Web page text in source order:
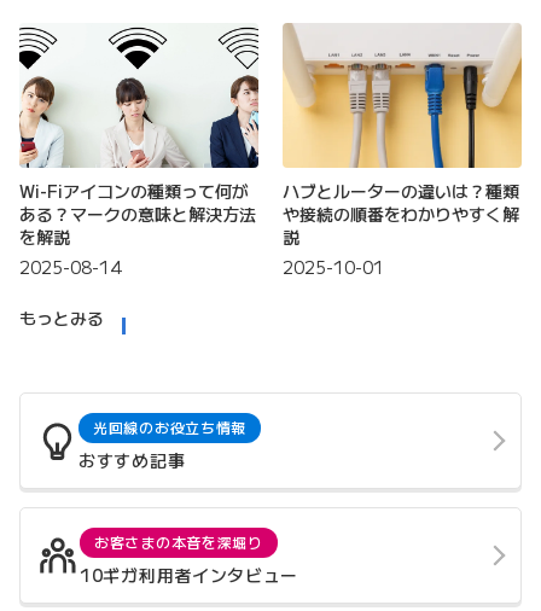
Wi-Fiアイコンの種類って何が
ある？マークの意味と解決方法
を解説
2025-08-14
ハブとルーターの違いは？種類
や接続の順番をわかりやすく解
説
2025-10-01
もっとみる
光回線のお役立ち情報
おすすめ記事
お客さまの本音を深堀り
10ギガ利用者インタビュー